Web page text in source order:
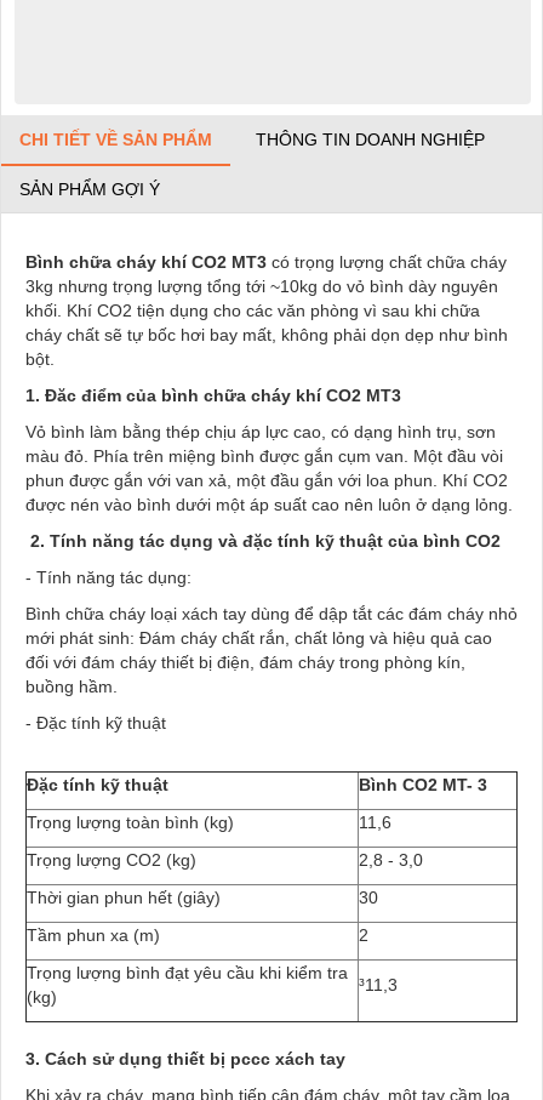
CHI TIẾT VỀ SẢN PHẨM THÔNG TIN DOANH NGHIỆP
SẢN PHẨM GỢI Ý
Bình chữa cháy khí CO2 MT3 có trọng lượng chất chữa cháy
3kg nhưng trọng lượng tổng tới ~10kg do vỏ bình dày nguyên
khối. Khí CO2 tiện dụng cho các văn phòng vì sau khi chữa
cháy chất sẽ tự bốc hơi bay mất, không phải dọn dẹp như bình
bột.
1. Đăc điểm của bình chữa cháy khí CO2 MT3
Vỏ bình làm bằng thép chịu áp lực cao, có dạng hình trụ, sơn
màu đỏ. Phía trên miệng bình được gắn cụm van. Một đầu vòi
phun được gắn với van xả, một đầu gắn với loa phun. Khí CO2
được nén vào bình dưới một áp suất cao nên luôn ở dạng lỏng.
2. Tính năng tác dụng và đặc tính kỹ thuật của bình CO2
- Tính năng tác dụng:
Bình chữa cháy loại xách tay dùng để dập tắt các đám cháy nhỏ
mới phát sinh: Đám cháy chất rắn, chất lỏng và hiệu quả cao
đối với đám cháy thiết bị điện, đám cháy trong phòng kín,
buồng hầm.
- Đặc tính kỹ thuật
Đặc tính kỹ thuật
Bình CO2 MT- 3
Trọng l­ượng toàn bình (kg)
11,6
Trọng lượng CO2 (kg)
2,8 - 3,0
Thời gian phun hết (giây)
30
Tầm phun xa (m)
2
Trọng l­ượng bình đạt yêu cầu khi kiểm tra
(kg)
³11,3
3. Cách sử dụng thiết bị pccc xách tay
Khi xảy ra cháy, mang bình tiếp cận đám cháy, một tay cầm loa